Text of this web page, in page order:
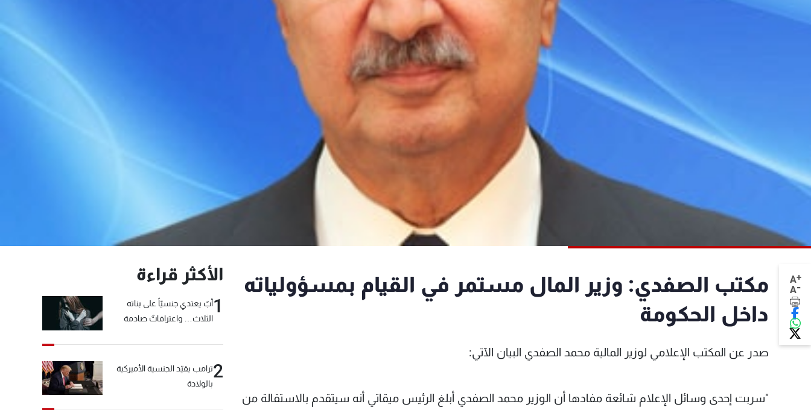
A+
A-
مكتب الصفدي: وزير المال مستمر في القيام بمسؤولياته
داخل الحكومة
صدر عن المكتب الإعلامي لوزير المالية محمد الصفدي البيان الآتي:
"سربت إحدى وسائل الإعلام شائعة مفادها أن الوزير محمد الصفدي أبلغ الرئيس ميقاتي أنه سيتقدم بالاستقالة من
الأكثر قراءة
1أبٌ يعتدي جنسيّاً على بناته
الثلاث… واعترافاتٌ صادمة
2ترامب يقيّد الجنسية الأميركية
بالولادة